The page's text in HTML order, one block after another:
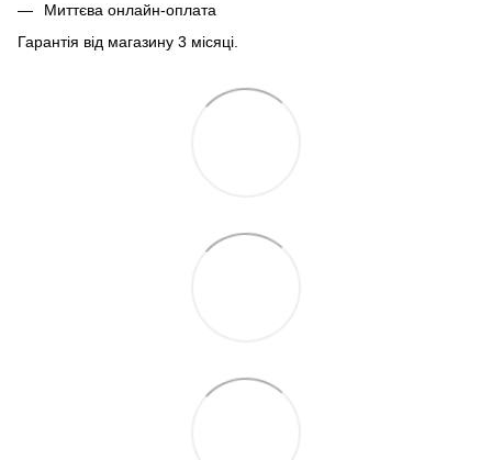
Миттєва онлайн-оплата
Гарантія від магазину 3 місяці.